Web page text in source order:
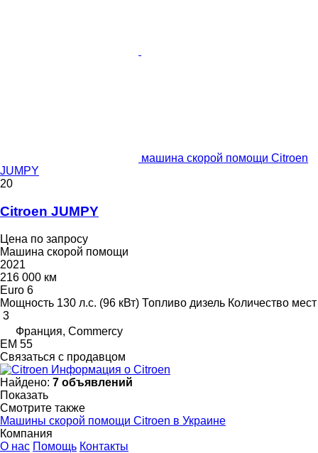
машина скорой помощи Citroen
JUMPY
20
Citroen JUMPY
Цена по запросу
Машина скорой помощи
2021
216 000 км
Euro 6
Мощность 130 л.с. (96 кВт) Топливо дизель Количество мест
3
Франция, Commercy
EM 55
Связаться с продавцом
Информация о Citroen
Найдено: 7 объявлений
Показать
Смотрите также
Машины скорой помощи Citroen в Украине
Компания
О нас Помощь Контакты